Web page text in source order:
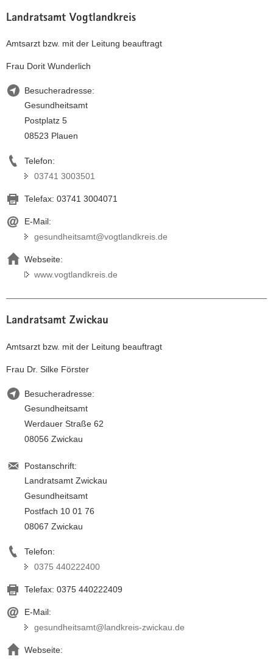
Landratsamt Vogtlandkreis
Amtsarzt bzw. mit der Leitung beauftragt
Frau Dorit Wunderlich
Besucheradresse:
Gesundheitsamt
Postplatz 5
08523 Plauen
Telefon:
03741 3003501
Telefax: 03741 3004071
E-Mail:
gesundheitsamt@vogtlandkreis.de
Webseite:
www.vogtlandkreis.de
Landratsamt Zwickau
Amtsarzt bzw. mit der Leitung beauftragt
Frau Dr. Silke Förster
Besucheradresse:
Gesundheitsamt
Werdauer Straße 62
08056 Zwickau
Postanschrift:
Landratsamt Zwickau
Gesundheitsamt
Postfach 10 01 76
08067 Zwickau
Telefon:
0375 440222400
Telefax: 0375 440222409
E-Mail:
gesundheitsamt@landkreis-zwickau.de
Webseite: